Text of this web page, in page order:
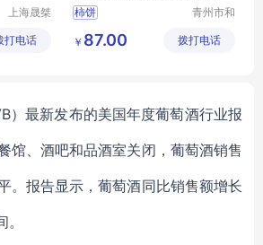
上海晟桀
公司
打电话
柿饼
青州市和
限公司
￥ 87.00 拨打电话
）最新发布的美国年度葡萄酒行业报
馆、 酒吧和品酒室关闭，葡萄酒销售
。 报告显示，葡萄酒同比销售额增长